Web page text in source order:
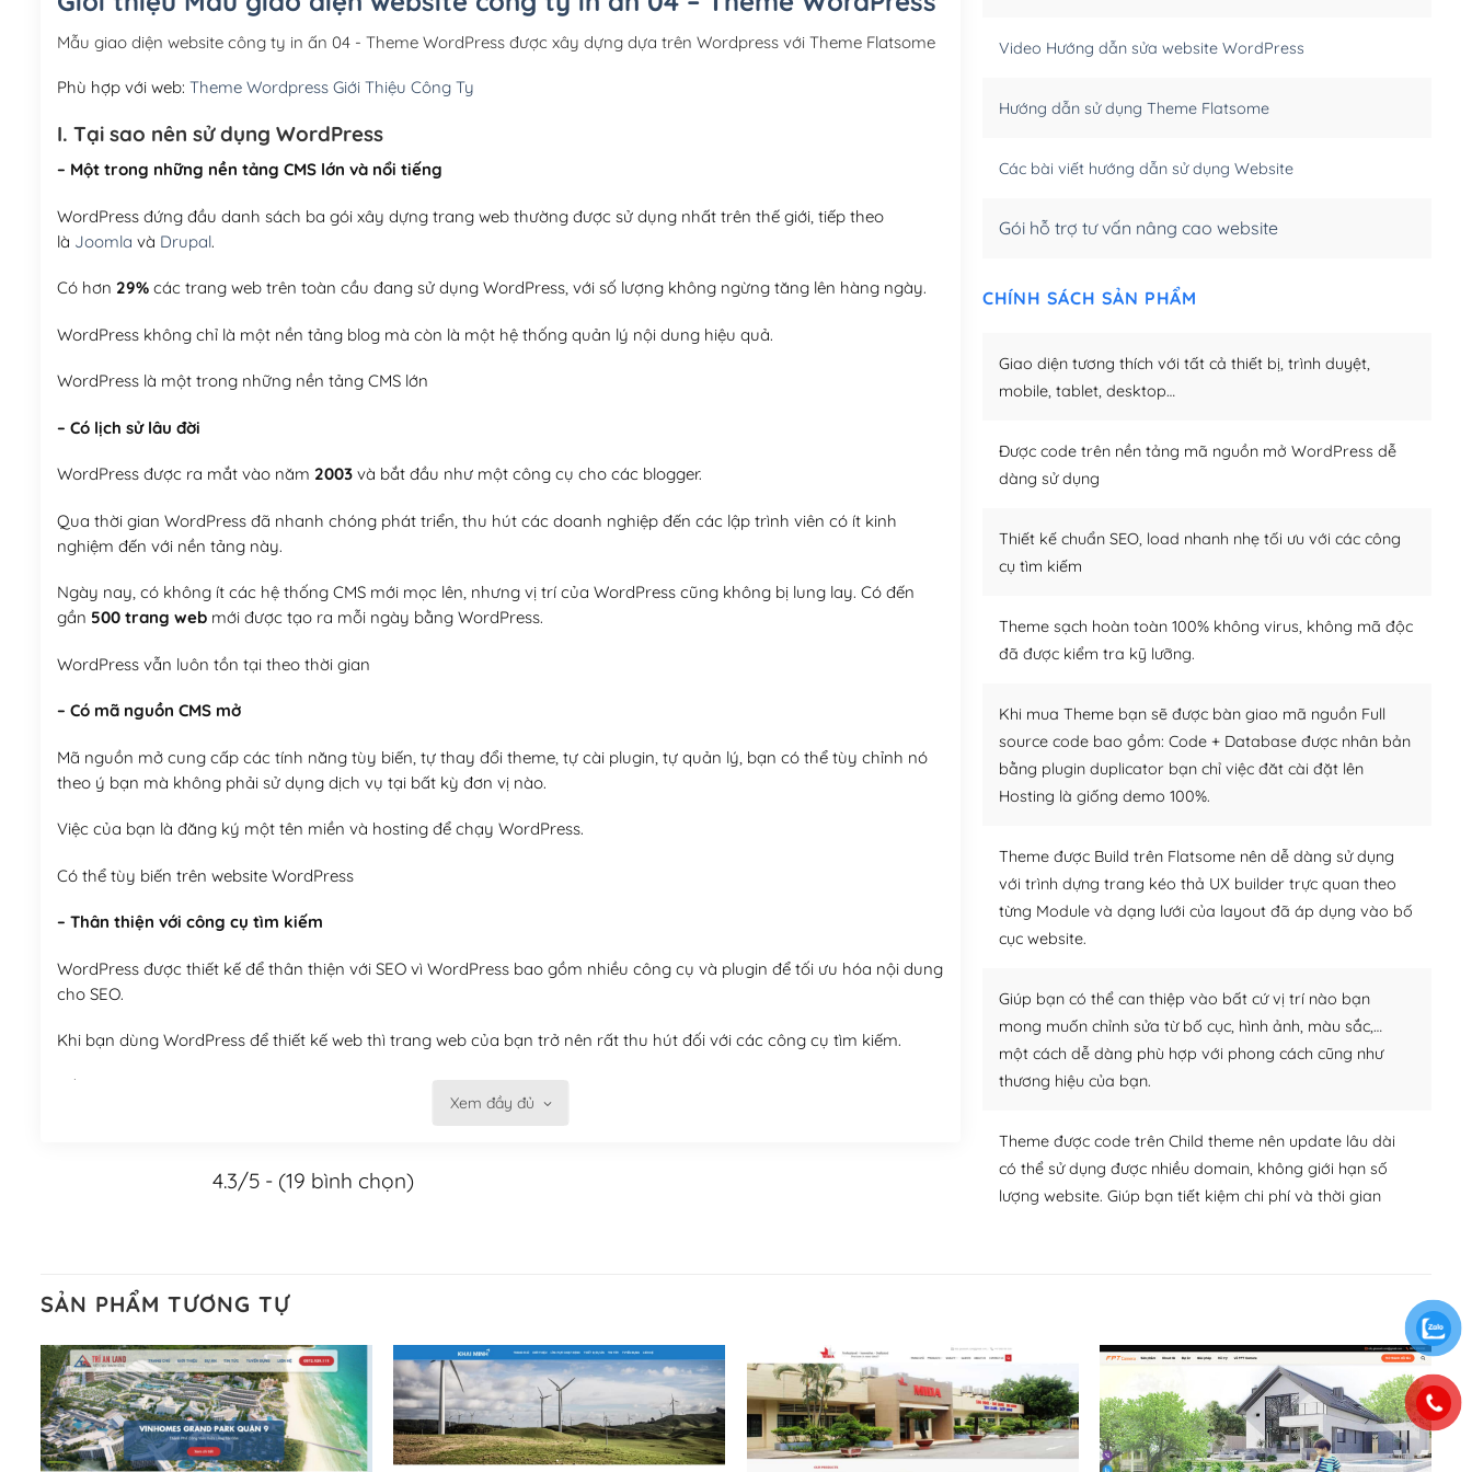
Hosting 3GB SSD (1 năm)
(+950,000₫)
Mẫu giao diện website công ty in ấn 04 - Theme WordPress được xây dựng dựa trên Wordpress với Theme Flatsome
Phù hợp với web: Theme Wordpress Giới Thiệu Công Ty
I. Tại sao nên sử dụng WordPress
– Một trong những nền tảng CMS lớn và nổi tiếng
WordPress đứng đầu danh sách ba gói xây dựng trang web thường được sử dụng nhất trên thế giới, tiếp theo
là Joomla và Drupal.
Có hơn 29%các trang web trên toàn cầu đang sử dụng WordPress, với số lượng không ngừng tăng lên hàng ngày.
WordPress không chỉ là một nền tảng blog mà còn là một hệ thống quản lý nội dung hiệu quả.
WordPress là một trong những nền tảng CMS lớn
– Có lịch sử lâu đời
WordPress được ra mắt vào năm 2003và bắt đầu như một công cụ cho các blogger.
Qua thời gian WordPress đã nhanh chóng phát triển, thu hút các doanh nghiệp đến các lập trình viên có ít kinh
nghiệm đến với nền tảng này.
Ngày nay, có không ít các hệ thống CMS mới mọc lên, nhưng vị trí của WordPress cũng không bị lung lay. Có đến
gần 500 trang webmới được tạo ra mỗi ngày bằng WordPress.
WordPress vẫn luôn tồn tại theo thời gian
– Có mã nguồn CMS mở
Mã nguồn mở cung cấp các tính năng tùy biến, tự thay đổi theme, tự cài plugin, tự quản lý, bạn có thể tùy chỉnh nó
theo ý bạn mà không phải sử dụng dịch vụ tại bất kỳ đơn vị nào.
Việc của bạn là đăng ký một tên miền và hosting để chạy WordPress.
Có thể tùy biến trên website WordPress
– Thân thiện với công cụ tìm kiếm
WordPress được thiết kế để thân thiện với SEO vì WordPress bao gồm nhiều công cụ và plugin để tối ưu hóa nội dung
cho SEO.
Khi bạn dùng WordPress để thiết kế web thì trang web của bạn trở nên rất thu hút đối với các công cụ tìm kiếm.
Tối ưu hóa công cụ tìm kiếm
Khi bạn sử dụng WordPress, thì vấn đề giao diện của bạn trở nên dễ dàng và nhanh chóng. Với kho Theme
– Sở hữu một cộng đồng lớn, sẵn sàng hỗ trợ
WordPress là nơi lưu trữ cho một diễn đàn cộng đồng khổng lồ được kiểm duyệt bởi các nhân viên và những người
cuồng tín WordPress.
Xem đầy đủ
4.3/5 - (19 bình chọn)
Video Hướng dẫn sửa website WordPress
Hướng dẫn sử dụng Theme Flatsome
Các bài viết hướng dẫn sử dụng Website
Gói hỗ trợ tư vấn nâng cao website
CHÍNH SÁCH SẢN PHẨM
Giao diện tương thích với tất cả thiết bị, trình duyệt,
mobile, tablet, desktop…
Được code trên nền tảng mã nguồn mở WordPress dễ
dàng sử dụng
Thiết kế chuẩn SEO, load nhanh nhẹ tối ưu với các công
cụ tìm kiếm
Theme sạch hoàn toàn 100% không virus, không mã độc
đã được kiểm tra kỹ lưỡng.
Khi mua Theme bạn sẽ được bàn giao mã nguồn Full
source code bao gồm: Code + Database được nhân bản
bằng plugin duplicator bạn chỉ việc đăt cài đặt lên
Hosting là giống demo 100%.
Theme được Build trên Flatsome nên dễ dàng sử dụng
với trình dựng trang kéo thả UX builder trực quan theo
từng Module và dạng lưới của layout đã áp dụng vào bố
cục website.
Giúp bạn có thể can thiệp vào bất cứ vị trí nào bạn
mong muốn chỉnh sửa từ bố cục, hình ảnh, màu sắc,…
một cách dễ dàng phù hợp với phong cách cũng như
thương hiệu của bạn.
Theme được code trên Child theme nên update lâu dài
có thể sử dụng được nhiều domain, không giới hạn số
lượng website. Giúp bạn tiết kiệm chi phí và thời gian
SẢN PHẨM TƯƠNG TỰ